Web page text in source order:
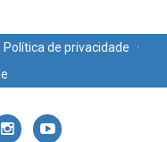
Política de privacidade
·